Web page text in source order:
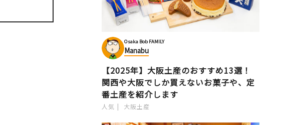
Osaka Bob FAMILY
Manabu
【2025年】大阪土産のおすすめ13選！
関西や大阪でしか買えないお菓子や、定
番土産を紹介します
人気 大阪土産